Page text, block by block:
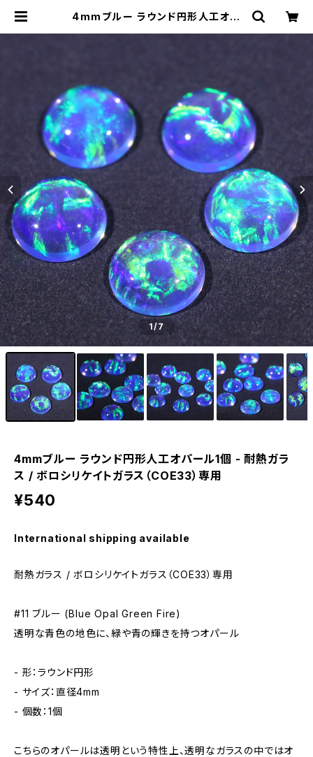
4mmブルー ラウンド円形人工オパ
1/7
4mmブルー ラウンド円形人工オパール1個 - 耐熱ガラ
ス / ボロシリケイトガラス（COE33）専用
¥540
International shipping available
耐熱ガラス / ボロシリケイトガラス（COE33）専用
#11 ブルー (Blue Opal Green Fire)
透明な青色の地色に、緑や青の輝きを持つオパール
- 形：ラウンド円形
- サイズ：直径4mm
- 個数：1個
こちらのオパールは透明という特性上、透明なガラスの中ではオ